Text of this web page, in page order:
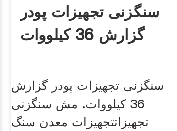
سنگزنی تجهیزات پودر
گزارش 36 کیلووات
سنگزنی تجهیزات پودر گزارش
36 کیلووات. مش سنگزنی
تجهیزاتتجهیزات معدن سنگ